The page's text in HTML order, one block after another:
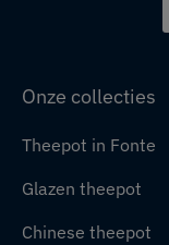
Onze collecties
Theepot in Fonte
Glazen theepot
Chinese theepot